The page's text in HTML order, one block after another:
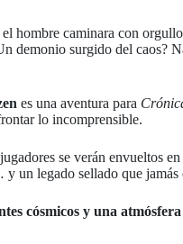
hombre caminara con
demonio surgido del caos?
es una aventura para
lo incomprensible.
se verán envueltos
un legado sellado que jamás
cósmicos y una